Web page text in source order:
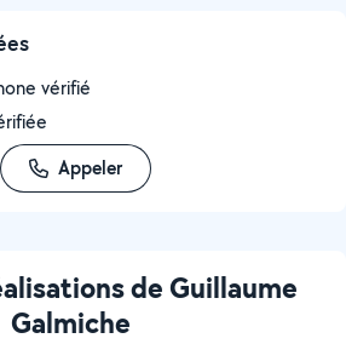
vérifié
Appeler
de Guillaume
Galmiche